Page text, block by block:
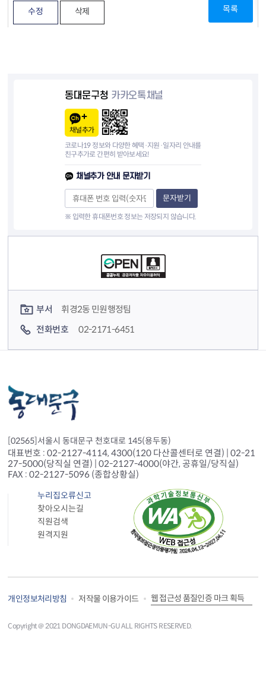
수정 삭제 목록
동대문구청 카카오톡채널
채널추가
코로나19 정보와 다양한 혜택·지원·일자리 안내를
친구추가로 간편히 받아보세요!
채널추가 안내 문자받기
문자받기
※ 입력한 휴대폰번호 정보는 저장되지 않습니다.
부서
휘경2동 민원행정팀
전화번호
02-2171-6451
[02565]서울시 동대문구 천호대로 145(용두동)
대표번호 : 02-2127-4114, 4300(120 다산콜센터로 연결) | 02-21
27-5000(당직실 연결) | 02-2127-4000(야간, 공휴일/당직실)
FAX : 02-2127-5096 (종합상황실)
누리집오류신고
찾아오시는길
직원검색
원격지원
개인정보처리방침 저작물 이용가이드 웹 접근성 품질인증 마크 획득
Copyright＠ 2021 DONGDAEMUN-GU ALL RIGHTS RESERVED.